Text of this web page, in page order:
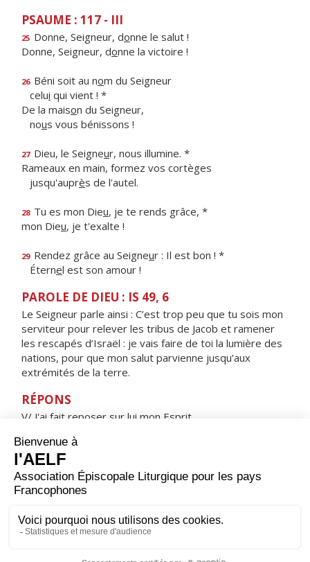
PSAUME : 117 - III
25 Donne, Seigneur, donne le salut !
Donne, Seigneur, donne la victoire !
26 Béni soit au nom du Seigneur
celui qui vient ! *
De la maison du Seigneur,
nous vous bénissons !
27 Dieu, le Seigneur, nous illumine. *
Rameaux en main, formez vos cortèges
jusqu'auprès de l'autel.
28 Tu es mon Dieu, je te rends grâce, *
mon Dieu, je t'exalte !
29 Rendez grâce au Seigneur : Il est bon ! *
Éternel est son amour !
PAROLE DE DIEU : IS 49, 6
Le Seigneur parle ainsi : C’est trop peu que tu sois mon
serviteur pour relever les tribus de Jacob et ramener
les rescapés d’Israël : je vais faire de toi la lumière des
nations, pour que mon salut parvienne jusqu’aux
extrémités de la terre.
RÉPONS
V/ J'ai fait reposer sur lui mon Esprit,
ORAISON
Dieu éternel et tout-puissant, quand le Christ fut
baptisé dans le Jourdain, et que l’Esprit Saint reposa sur
tes fils adoptifs, nés de l’eau et de l’Esprit, de se
garder toujours dans ta sainte volonté.